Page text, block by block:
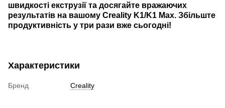
швидкості екструзії та досягайте вражаючих
результатів на вашому Creality K1/K1 Max. Збільште
продуктивність у три рази вже сьогодні!
Характеристики
Бренд Creality